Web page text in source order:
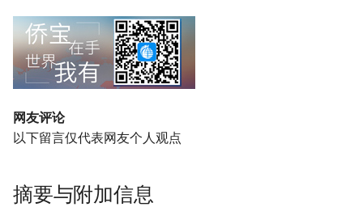
网友评论
以下留言仅代表网友个人观点
摘要与附加信息